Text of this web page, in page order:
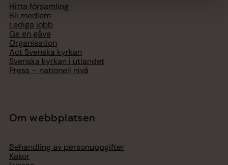
Hitta församling
Bli medlem
Lediga jobb
Ge en gåva
Organisation
Act Svenska kyrkan
Svenska kyrkan i utlandet
Press – nationell nivå
Om webbplatsen
Behandling av personuppgifter
Kakor